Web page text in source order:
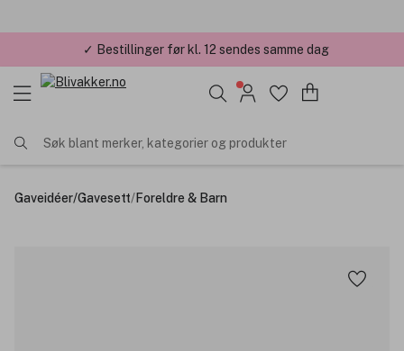
✓ Bestillinger før kl. 12 sendes samme dag
Søk blant merker, kategorier og produkter
Gaveidéer/Gavesett/Foreldre & Barn